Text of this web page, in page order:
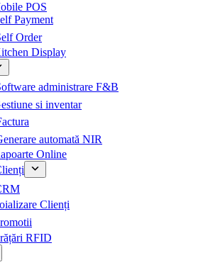
POS
Payment
Order
Display
administrare F&B
si inventar
automată NIR
Online
Clienți
RFID